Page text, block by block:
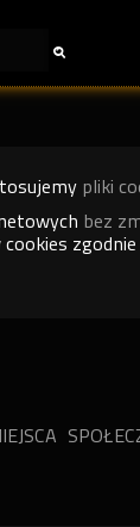
pliki
bez
zgodnie